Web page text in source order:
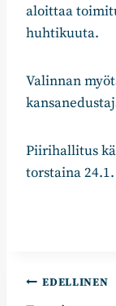
aloittaa
huhtikuuta.
Valinnan
Piirihallitus
torstaina 24.1.
EDELLINEN